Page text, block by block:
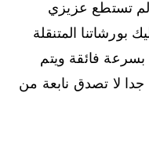
لم تستطع عزيزي
بورشاتنا المتنقلة
بسرعة فائقة ويتم
جدا لا تصدق نابعة من